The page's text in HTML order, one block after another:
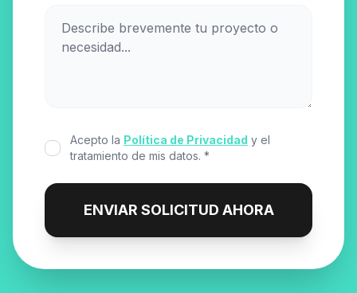
Acepto la Política de Privacidad y el
tratamiento de mis datos. *
ENVIAR SOLICITUD AHORA